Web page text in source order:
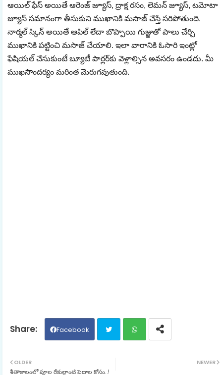
ఆయిల్ ఫేస్ అయితే ఆరెంజ్ జ్యూస్, ద్రాక్ష రసం, లెమన్ జ్యూస్, టమోటా
జ్యూస్ సమానంగా తీసుకుని ముఖానికి మసాజ్ చేస్తే సరిపోతుంది.
నార్మల్ స్కిన్ అయితే ఆపిల్ లేదా బొప్పాయి గుజ్జుతో పాలు చేర్చి
ముఖానికి పట్టించి మసాజ్ చేయాలి. ఇలా వారానికి ఓసారి ఇంట్లో
ఫేషియల్ చేసుకుంటే బ్యూటీ పార్లర్‌కు వెళ్లాల్సిన అవసరం ఉండదు. మీ
ముఖసౌందర్యం మరింత మెరుగవుతుంది.
Facebook
NEWER
OLDER
శీతాకాలంలో పూల రేకుల్లాంటి పెదాల కోసం..!